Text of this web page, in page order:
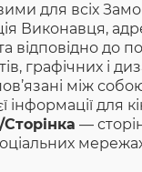
для всіх
Виконавця,
відповідно до
графічних і
між собою
інформації для
—